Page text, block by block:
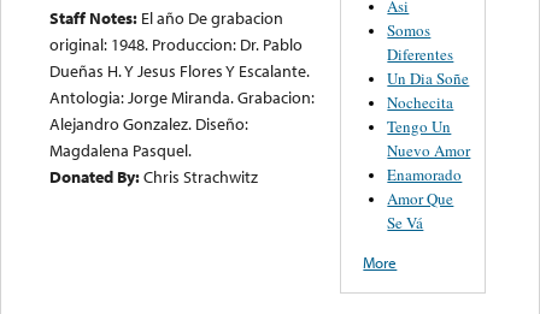
Staff Notes: El año De grabacion
original: 1948. Produccion: Dr. Pablo
Dueñas H. Y Jesus Flores Y Escalante.
Antologia: Jorge Miranda. Grabacion:
Alejandro Gonzalez. Diseño:
Magdalena Pasquel.
Donated By:Chris Strachwitz
Asi
Somos
Diferentes
Un Dia Soñe
Nochecita
Tengo Un
Nuevo Amor
Enamorado
Amor Que
Se Vá
More